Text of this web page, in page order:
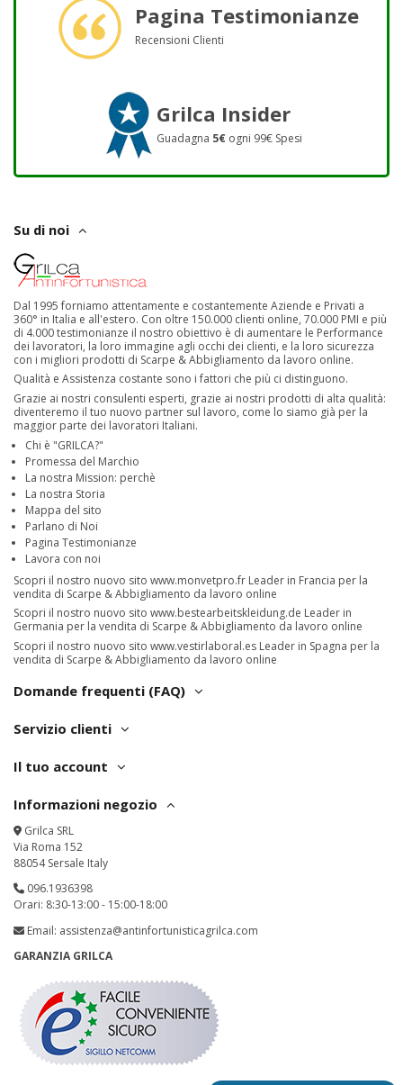
Pagina Testimonianze
Recensioni Clienti
Grilca Insider
Guadagna 5€ ogni 99€ Spesi
Su di noi
Dal 1995 forniamo attentamente e costantemente Aziende e Privati a
360° in Italia e all'estero. Con oltre 150.000 clienti online, 70.000 PMI e più
di 4.000 testimonianze il nostro obiettivo è di aumentare le Performance
dei lavoratori, la loro immagine agli occhi dei clienti, e la loro sicurezza
con i migliori prodotti di Scarpe & Abbigliamento da lavoro online.
Qualità e Assistenza costante sono i fattori che più ci distinguono.
Grazie ai nostri consulenti esperti, grazie ai nostri prodotti di alta qualità:
diventeremo il tuo nuovo partner sul lavoro, come lo siamo già per la
maggior parte dei lavoratori Italiani.
Chi è "GRILCA?"
Promessa del Marchio
La nostra Mission: perchè
La nostra Storia
Mappa del sito
Parlano di Noi
Pagina Testimonianze
Lavora con noi
Scopri il nostro nuovo sito www.monvetpro.fr Leader in Francia per la
vendita di Scarpe & Abbigliamento da lavoro online
Scopri il nostro nuovo sito www.bestearbeitskleidung.de Leader in
Germania per la vendita di Scarpe & Abbigliamento da lavoro online
Scopri il nostro nuovo sito www.vestirlaboral.es Leader in Spagna per la
vendita di Scarpe & Abbigliamento da lavoro online
Domande frequenti (FAQ)
Servizio clienti
Il tuo account
Informazioni negozio
Grilca SRL
Via Roma 152
88054 Sersale Italy
096.1936398
Orari: 8:30-13:00 - 15:00-18:00
Email: assistenza@antinfortunisticagrilca.com
GARANZIA GRILCA